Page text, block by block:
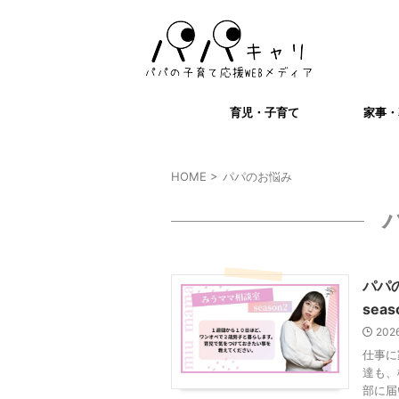
育児・子育て 家事
HOME > パパのお悩み
パパ
仕事
達も
部に